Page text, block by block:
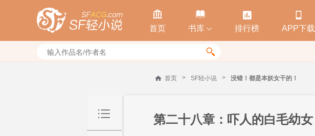

首页

书库 

排行榜

APP下载

首页 > SF轻小说 > 没错！都是本妖女干的！
第二十八章：吓人的白毛幼女